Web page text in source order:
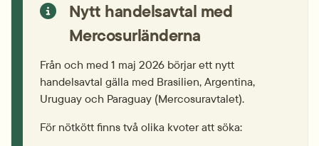
Nytt handelsavtal med
Mercosurländerna
Från och med 1 maj 2026 börjar ett nytt
handelsavtal gälla med Brasilien, Argentina,
Uruguay och Paraguay (Mercosuravtalet).
För nötkött finns två olika kvoter att söka: